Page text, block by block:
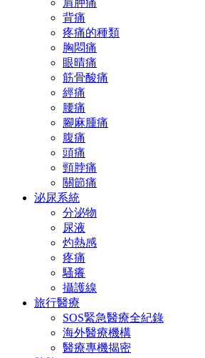
肩胛痛
背痛
疼痛的種類
胸悶痛
眼晴痛
筋骨酸痛
經痛
腰痛
腳麻腫痛
腹痛
頭痛
頸脖痛
關節痛
泌尿系統
分泌物
尿液
灼熱感
疼痛
騷癢
攝護線
旅行醫療
SOS緊急醫療全紀錄
海外醫療機構
醫療專機揭密